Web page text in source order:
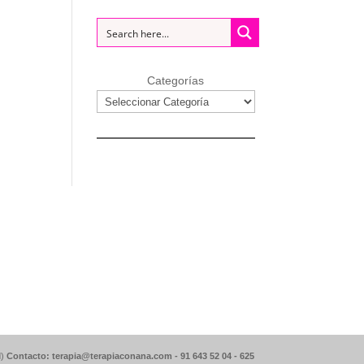
Categorías
Contacto: terapia@terapiaconana.com - 91 643 52 04 - 625